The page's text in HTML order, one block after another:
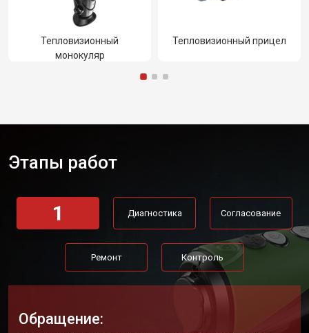
Тепловизионный
монокуляр
Тепловизионный прицел
Этапы работ
1 Диагностика Согласование
Ремонт Контроль
Обращение: